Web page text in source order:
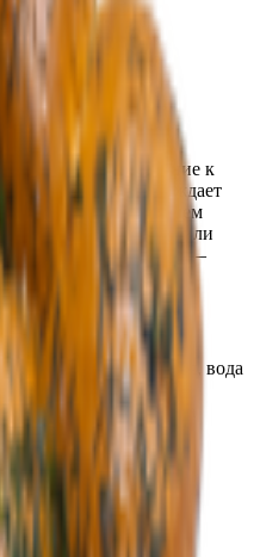
дополнение к
аромат пробуждает
впитывает соус. С чем
борща, супов или
Возьмите к обеду —
зелень свежая, вода
маргарин, соль
пищевая добавка
7.0 Калории